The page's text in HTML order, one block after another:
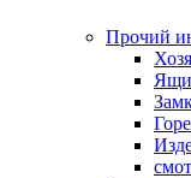
Прочий